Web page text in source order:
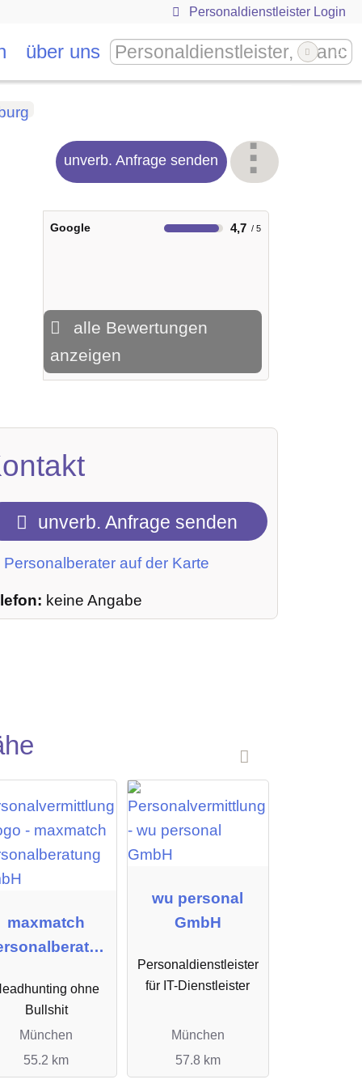
Personaldienstleister Login
über uns
unverb. Anfrage senden
Google 4,7
alle Bewertungen
anzeigen
unverb. Anfrage senden
Personalberater auf der Karte
keine Angabe
maxmatch
ohne
Bullshit
München
55.2 km
wu personal
GmbH
Personaldienstleister
für IT-Dienstleister
München
57.8 km